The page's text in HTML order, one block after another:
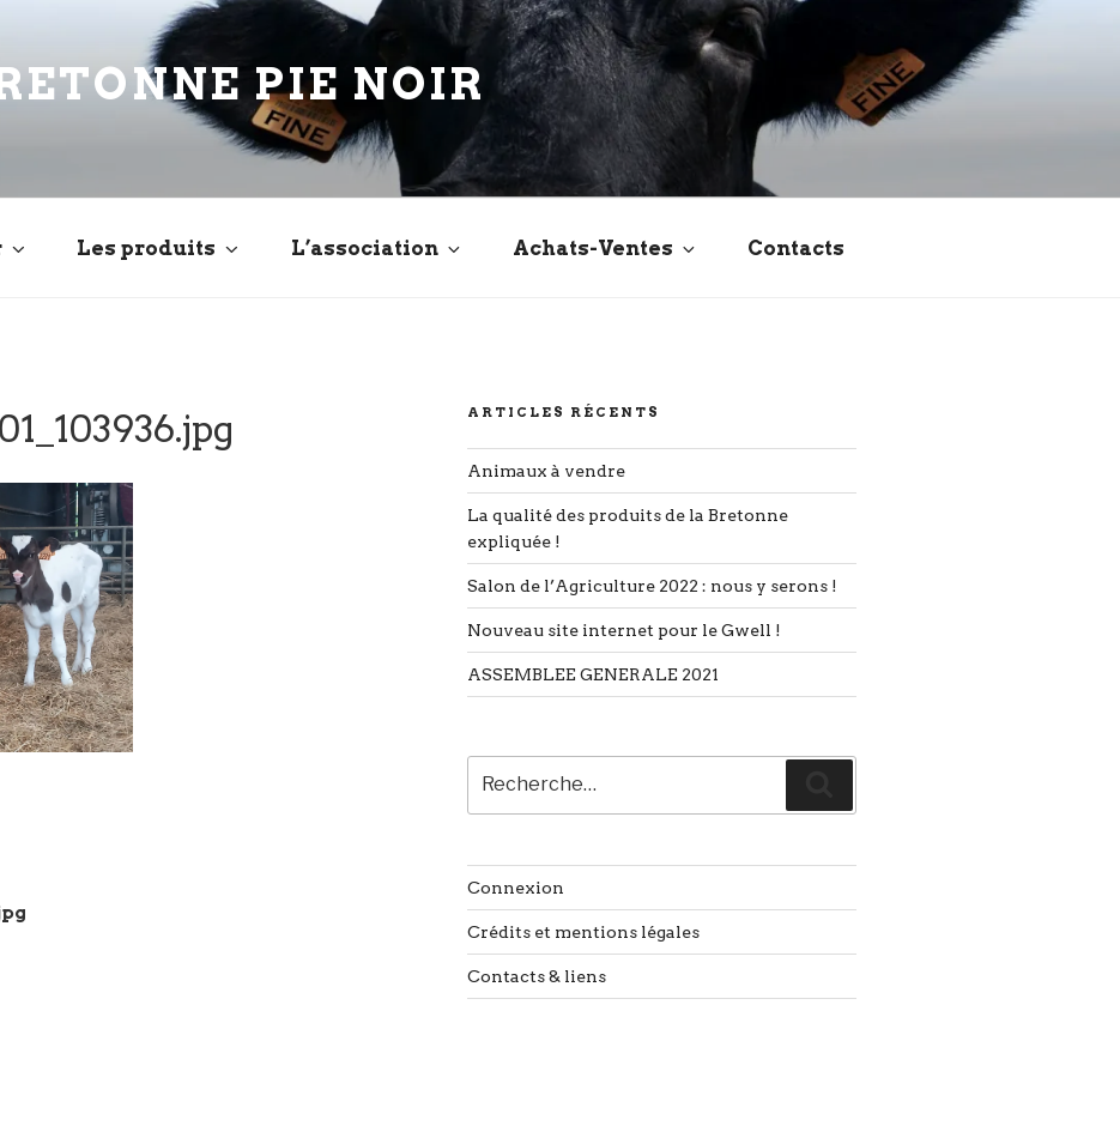
PIE NOIR
Les produits L’association Achats-Ventes Contacts
ARTICLES RÉCENTS
Animaux à vendre
La qualité des produits de la Bretonne
expliquée !
Salon de l’Agriculture 2022 : nous y serons !
Nouveau site internet pour le Gwell !
ASSEMBLEE GENERALE 2021
pour
:
Connexion
Crédits et mentions légales
Contacts & liens